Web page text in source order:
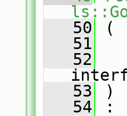
   50
(
   51
   52
   53
)
   54
: